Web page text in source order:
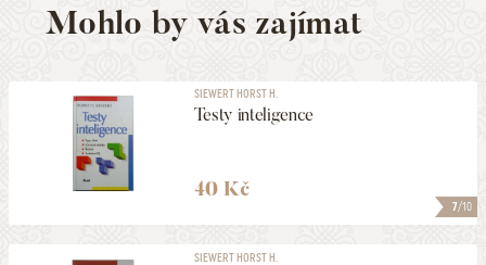
Mohlo by vás zajímat
7/10
SIEWERT HORST H.
Testy inteligence
40 Kč
SIEWERT HORST H.